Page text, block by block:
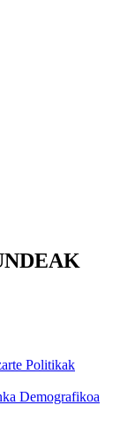
Politikak
Demografikoa